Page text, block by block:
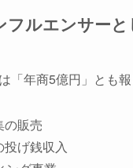
フルエンサー
「年商5億円」とも
の販売
げ銭収入